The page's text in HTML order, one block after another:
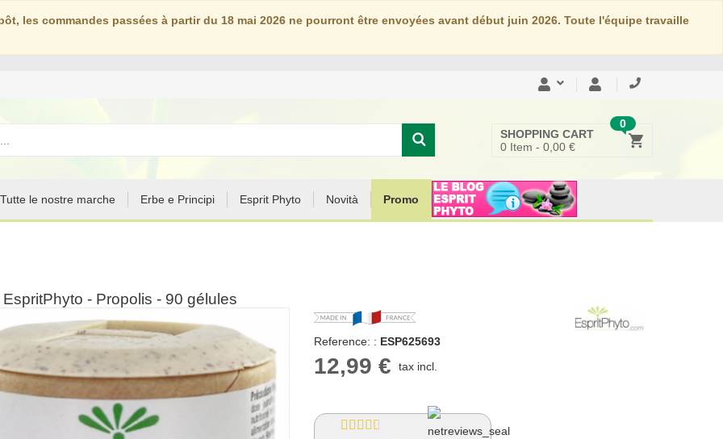
les commandes passées à partir du 18 mai 2026 ne pourront être envoyées avant début juin 2026. Toute l'équipe travaille
0
SHOPPING CART
0 Item - 0,00 €
Tutte le nostre marche Erbe e Principi Esprit Phyto Novità Promo
EspritPhyto - Propolis - 90 gélules
Reference: : ESP625693
12,99 € tax incl.